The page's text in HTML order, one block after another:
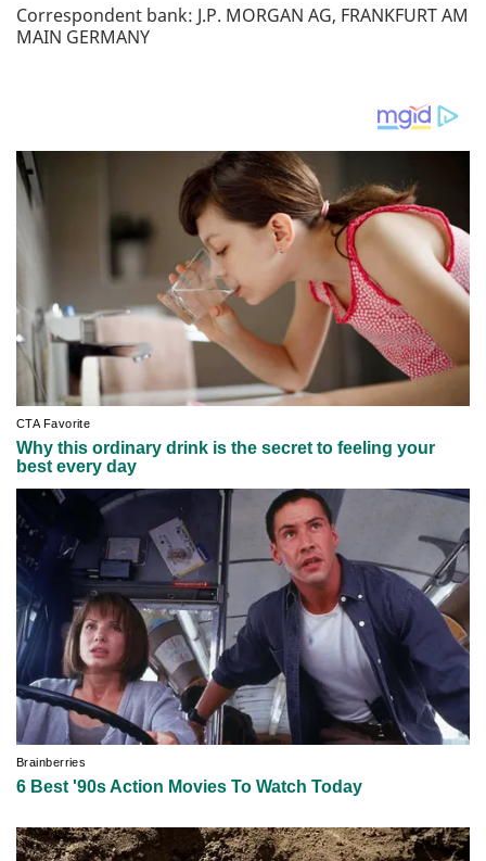
Correspondent bank: J.P. MORGAN AG, FRANKFURT AM
MAIN GERMANY